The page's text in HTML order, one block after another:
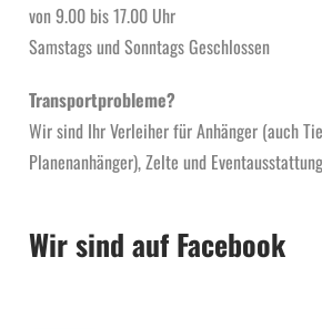
von 9.00 bis 17.00 Uhr
Samstags und Sonntags Geschlossen
Transportprobleme?
Wir sind Ihr Verleiher für Anhänger (auch
Planenanhänger), Zelte und Eventausstattung
Wir sind auf Facebook
Mit
dem
Laden
Sie die